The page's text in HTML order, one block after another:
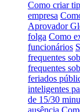
Como criar
empresa
Aprovador
folga Como
funcionários
frequentes
frequentes
feriados
inteligentes
de 15/30
ausência